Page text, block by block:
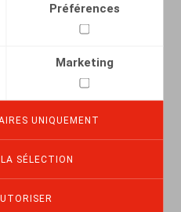
Préférences
Marketing
UNIQUEMENT
SÉLECTION